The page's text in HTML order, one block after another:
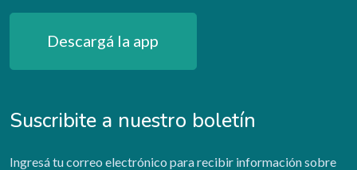
Descargá la app
Suscribite a nuestro boletín
Ingresá tu correo electrónico para recibir información sobre